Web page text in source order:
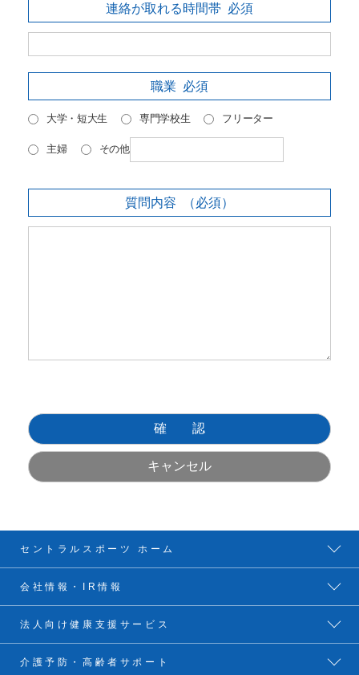
連絡が取れる時間帯 必須
職業 必須
大学・短大生 専門学校生 フリーター
主婦 その他
質問内容 （必須）
セントラルスポーツ ホーム
会社情報・IR情報
法人向け健康支援サービス
介護予防・高齢者サポート